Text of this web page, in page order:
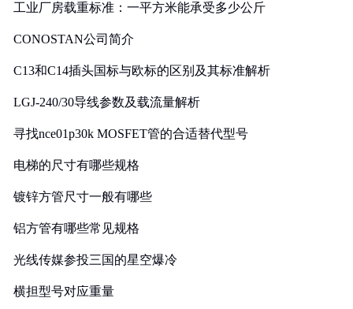
工业厂房载重标准：一平方米能承受多少公斤
CONOSTAN公司简介
C13和C14插头国标与欧标的区别及其标准解析
LGJ-240/30导线参数及载流量解析
寻找nce01p30k MOSFET管的合适替代型号
电梯的尺寸有哪些规格
镀锌方管尺寸一般有哪些
铝方管有哪些常见规格
光线传媒参投三国的星空爆冷
横担型号对应重量